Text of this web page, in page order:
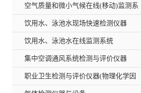
空气质量和微小气候在线(移动)监测系
统
饮用水、泳池水现场快速检测仪器
饮用水、泳池水在线监测系统
集中空调通风系统检测与评价仪器
职业卫生检测与评价仪器(物理化学因